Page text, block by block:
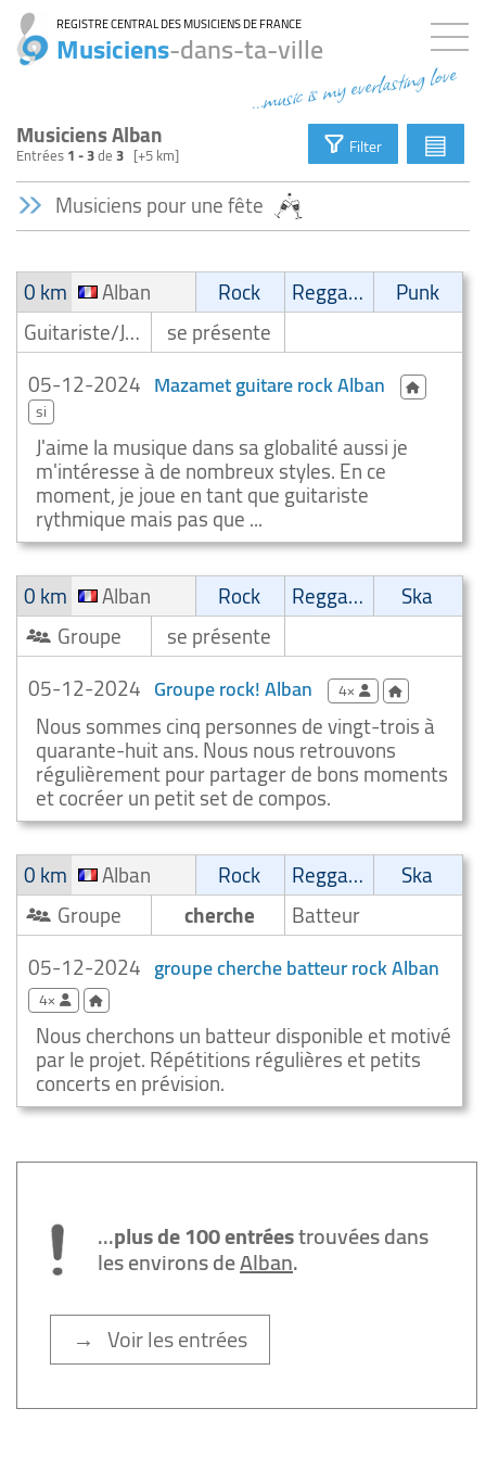
REGISTRE CENTRAL DES MUSICIENS DE FRANCE
Musiciens-dans-ta-ville
...music is my everlasting love
Musiciens Alban
Entrées1 - 3de3 [+5 km] Filter ▤
Musiciens pour une fête
0 km Alban Rock Reggae/Ragga/Dub
Punk
Guitariste/Joueur de guitare
se présente
05-12-2024 Mazamet guitare rock Alban
si
J'aime la musique dans sa globalité aussi je
m'intéresse à de nombreux styles. En ce
moment, je joue en tant que guitariste
rythmique mais pas que ...
0 km
Alban Rock Reggae/Ragga/Dub
Ska
Groupe
se présente
05-12-2024 Groupe rock! Alban 4×
Nous sommes cinq personnes de vingt-trois à
quarante-huit ans. Nous nous retrouvons
régulièrement pour partager de bons moments
et cocréer un petit set de compos.
0 km
Alban Rock Reggae/Ragga/Dub
Ska
Groupe
cherche
Batteur
05-12-2024 groupe cherche batteur rock Alban
4×
Nous cherchons un batteur disponible et motivé
par le projet. Répétitions régulières et petits
concerts en prévision.
...plus de 100 entréestrouvées dans
les environs deAlban.
→ Voir les entrées